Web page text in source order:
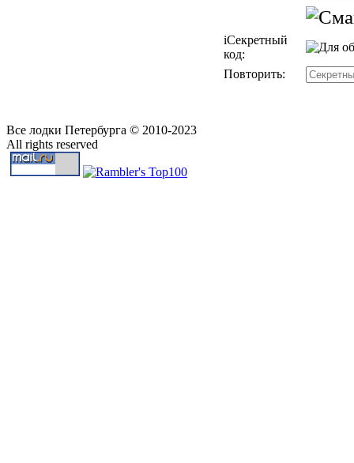
iСекретный
код:
Повторить:
Все лодки Петербурга © 2010-2023
All rights reserved